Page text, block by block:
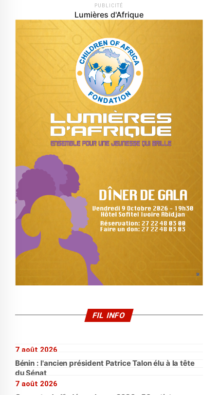
PUBLICITÉ
Lumières d'Afrique
FIL INFO
7 août 2026
Bénin : l'ancien président Patrice Talon élu à la tête
du Sénat
7 août 2026